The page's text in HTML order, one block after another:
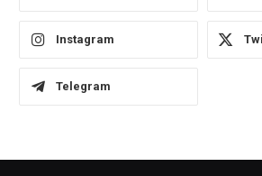
Instagram
Telegram